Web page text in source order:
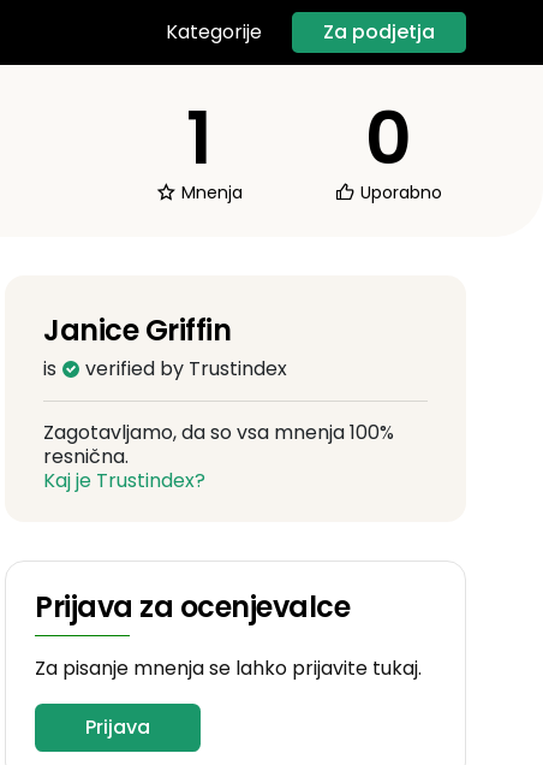
Kategorije Za podjetja
1
Mnenja
0
Uporabno
Janice Griffin
is verified by Trustindex
Zagotavljamo, da so vsa mnenja 100%
resnična.
Kaj je Trustindex?
Prijava za ocenjevalce
Za pisanje mnenja se lahko prijavite tukaj.
Prijava